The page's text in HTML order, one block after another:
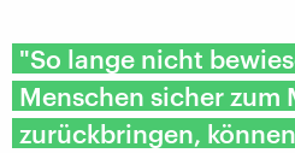
"So lange nicht
Menschen sicher zum
zurückbringen,